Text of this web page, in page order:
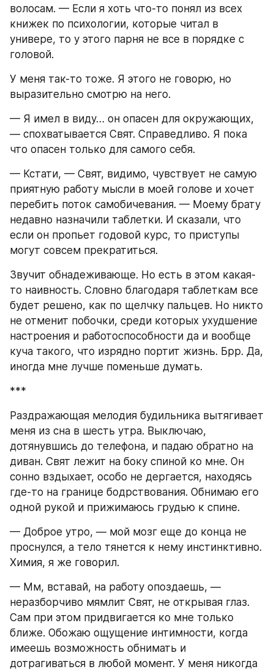
волосам. — Если я хоть что-то понял из всех
книжек по психологии, которые читал в
универе, то у этого парня не все в порядке с
головой.
У меня так-то тоже. Я этого не говорю, но
выразительно смотрю на него.
— Я имел в виду… он опасен для окружающих,
— спохватывается Свят. Справедливо. Я пока
что опасен только для самого себя.
— Кстати, — Свят, видимо, чувствует не самую
приятную работу мысли в моей голове и хочет
перебить поток самобичевания. — Моему брату
недавно назначили таблетки. И сказали, что
если он пропьет годовой курс, то приступы
могут совсем прекратиться.
Звучит обнадеживающе. Но есть в этом какая-
то наивность. Словно благодаря таблеткам все
будет решено, как по щелчку пальцев. Но никто
не отменит побочки, среди которых ухудшение
настроения и работоспособности да и вообще
куча такого, что изрядно портит жизнь. Брр. Да,
иногда мне лучше поменьше думать.
***
Раздражающая мелодия будильника вытягивает
меня из сна в шесть утра. Выключаю,
дотянувшись до телефона, и падаю обратно на
диван. Свят лежит на боку спиной ко мне. Он
сонно вздыхает, особо не дергается, находясь
где-то на границе бодрствования. Обнимаю его
одной рукой и прижимаюсь грудью к спине.
— Доброе утро, — мой мозг еще до конца не
проснулся, а тело тянется к нему инстинктивно.
Химия, я же говорил.
— Мм, вставай, на работу опоздаешь, —
неразборчиво мямлит Свят, не открывая глаз.
Сам при этом придвигается ко мне только
ближе. Обожаю ощущение интимности, когда
имеешь возможность обнимать и
дотрагиваться в любой момент. У меня никогда